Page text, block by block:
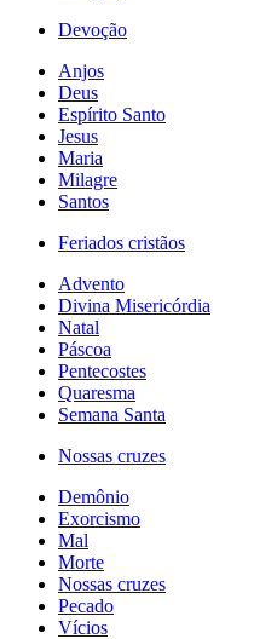
Devoção
Anjos
Deus
Espírito Santo
Jesus
Maria
Milagre
Santos
Feriados cristãos
Advento
Divina Misericórdia
Natal
Páscoa
Pentecostes
Quaresma
Semana Santa
Nossas cruzes
Demônio
Exorcismo
Mal
Morte
Nossas cruzes
Pecado
Vícios